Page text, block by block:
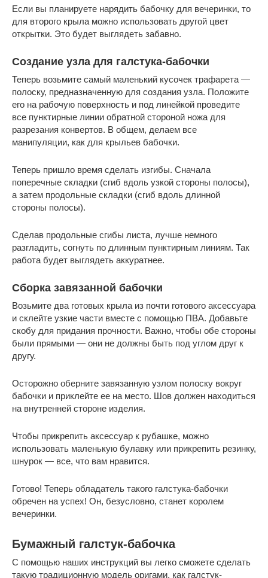
Если вы планируете нарядить бабочку для вечеринки, то
для второго крыла можно использовать другой цвет
открытки. Это будет выглядеть забавно.
Создание узла для галстука-бабочки
Теперь возьмите самый маленький кусочек трафарета —
полоску, предназначенную для создания узла. Положите
его на рабочую поверхность и под линейкой проведите
все пунктирные линии обратной стороной ножа для
разрезания конвертов. В общем, делаем все
манипуляции, как для крыльев бабочки.
Теперь пришло время сделать изгибы. Сначала
поперечные складки (сгиб вдоль узкой стороны полосы),
а затем продольные складки (сгиб вдоль длинной
стороны полосы).
Сделав продольные сгибы листа, лучше немного
разгладить, согнуть по длинным пунктирным линиям. Так
работа будет выглядеть аккуратнее.
Сборка завязанной бабочки
Возьмите два готовых крыла из почти готового аксессуара
и склейте узкие части вместе с помощью ПВА. Добавьте
скобу для придания прочности. Важно, чтобы обе стороны
были прямыми — они не должны быть под углом друг к
другу.
Осторожно оберните завязанную узлом полоску вокруг
бабочки и приклейте ее на место. Шов должен находиться
на внутренней стороне изделия.
Чтобы прикрепить аксессуар к рубашке, можно
использовать маленькую булавку или прикрепить резинку,
шнурок — все, что вам нравится.
Готово! Теперь обладатель такого галстука-бабочки
обречен на успех! Он, безусловно, станет королем
вечеринки.
Бумажный галстук-бабочка
С помощью наших инструкций вы легко сможете сделать
такую традиционную модель оригами, как галстук-